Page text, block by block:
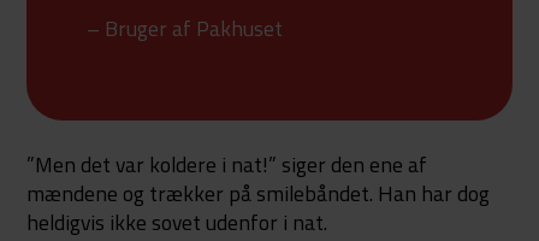
– Bruger af Pakhuset
”Men det var koldere i nat!” siger den ene af
mændene og trækker på smilebåndet. Han har dog
heldigvis ikke sovet udenfor i nat.